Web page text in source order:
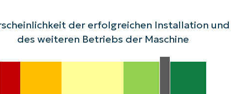
PRODUKTVORSTELLUNG ANSEHEN
PRODUKT-
KONTAKTIEREN PRODUKTVORSTELLUNG ANSEHEN
KONTAKTIEREN PRODUKTVORSTELLUNG ANSEHEN
der erfolgreichen Installation und
des weiteren Betriebs der Maschine